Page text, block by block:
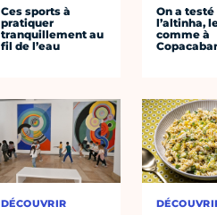
Ces sports à
pratiquer
tranquillement au
fil de l’eau
DÉCOUVRIR
On a testé
l’altinha,
comme à